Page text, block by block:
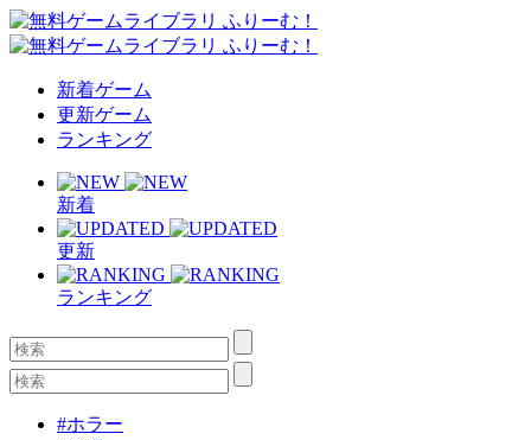
新着ゲーム
更新ゲーム
ランキング
新着
更新
ランキング
#ホラー